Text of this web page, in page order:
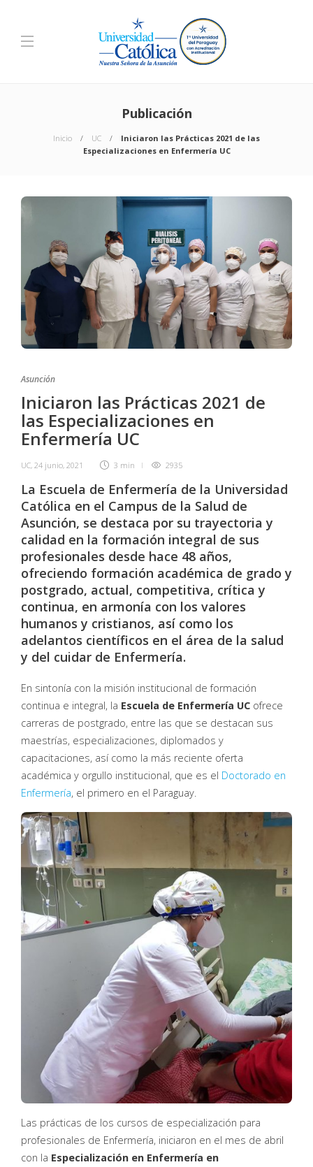
Publicación
Inicio UC
Iniciaron las Prácticas 2021 de las
Especializaciones en Enfermería UC
Asunción
Iniciaron las Prácticas 2021 de
las Especializaciones en
Enfermería UC
UC, 24 junio, 2021 3 min 2935
La Escuela de Enfermería de la Universidad
Católica en el Campus de la Salud de
Asunción, se destaca por su trayectoria y
calidad en la formación integral de sus
profesionales desde hace 48 años,
ofreciendo formación académica de grado y
postgrado, actual, competitiva, crítica y
continua, en armonía con los valores
humanos y cristianos, así como los
adelantos científicos en el área de la salud
y del cuidar de Enfermería.
En sintonía con la misión institucional de formación
continua e integral, la Escuela de Enfermería UC ofrece
carreras de postgrado, entre las que se destacan sus
maestrías, especializaciones, diplomados y
capacitaciones, así como la más reciente oferta
académica y orgullo institucional, que es el Doctorado en
Enfermería, el primero en el Paraguay.
Las prácticas de los cursos de especialización para
profesionales de Enfermería, iniciaron en el mes de abril
con la Especialización en Enfermería en